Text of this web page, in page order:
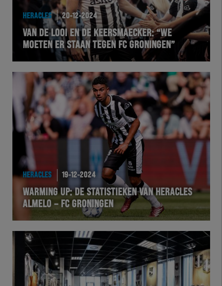
HERACLES 20-12-2024
VAN DE LOOI EN DE KEERSMAECKER: “WE
MOETEN ER STAAN TEGEN FC GRONINGEN”
HERACLES 19-12-2024
WARMING UP: DE STATISTIEKEN VAN HERACLES
ALMELO – FC GRONINGEN